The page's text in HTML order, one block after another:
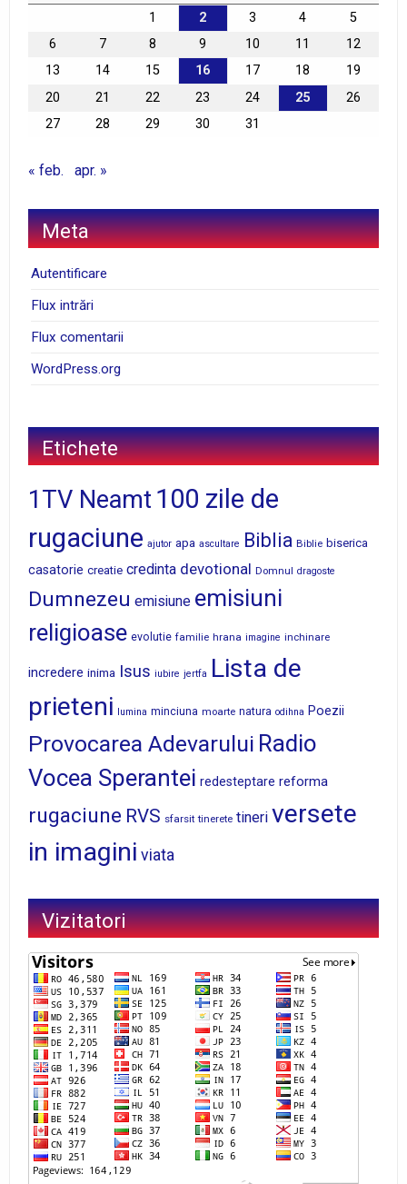
1
2 3 4
5
6
7 8 9 10 11
12
13
14 15 16 17 18
19
20
21 22 23 24 25
26
27
28 29 30 31
« feb. apr. »
Meta
Autentificare
Flux intrări
Flux comentarii
WordPress.org
Etichete
1TV Neamt 100 zile de
rugaciune ajutor apa ascultare Biblia Biblie biserica
casatorie creatie credinta devotional Domnul dragoste
Dumnezeu emisiune emisiuni
religioase evolutie familie hrana imagine inchinare
incredere inima Isus iubire jertfa Lista de
prieteni
lumina minciuna moarte natura odihna Poezii
Provocarea Adevarului Radio
Vocea Sperantei redesteptare reforma
rugaciune RVS sfarsit tinerete tineri versete
in imagini viata
Vizitatori